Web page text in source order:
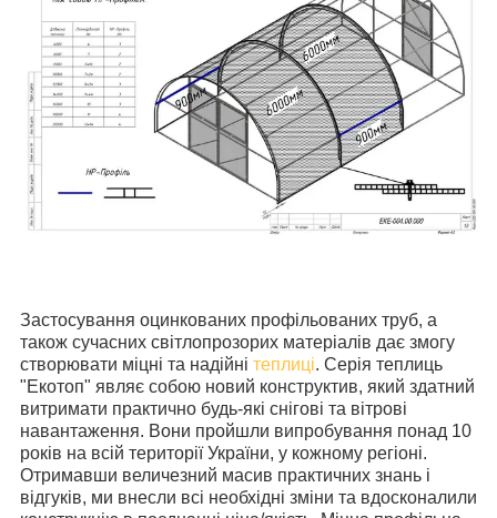
Застосування оцинкованих профільованих труб, а
також сучасних світлопрозорих матеріалів дає змогу
створювати міцні та надійні теплиці. Серія теплиць
"Екотоп" являє собою новий конструктив, який здатний
витримати практично будь-які снігові та вітрові
навантаження. Вони пройшли випробування понад 10
років на всій території України, у кожному регіоні.
Отримавши величезний масив практичних знань і
відгуків, ми внесли всі необхідні зміни та вдосконалили